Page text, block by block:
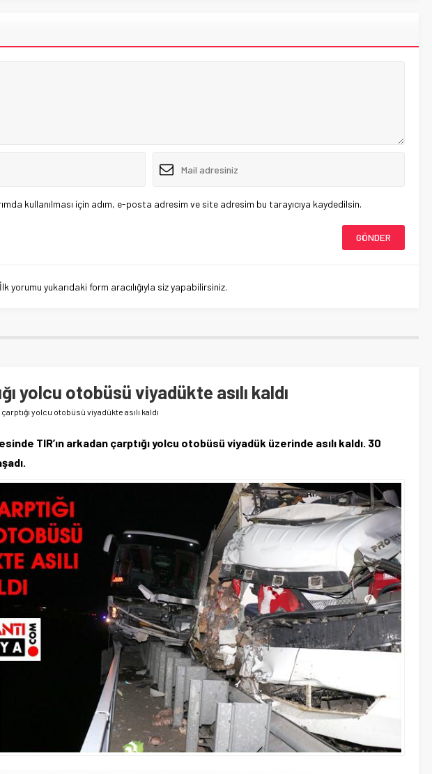
kullanılması için adım, e-posta adresim ve site adresim bu tarayıcıya kaydedilsin.
yorumu yukarıdaki form aracılığıyla siz yapabilirsiniz.
yolcu otobüsü viyadükte asılı kaldı
çarptığı yolcu otobüsü viyadükte asılı kaldı
TIR’ın arkadan çarptığı yolcu otobüsü viyadük üzerinde asılı kaldı. 30